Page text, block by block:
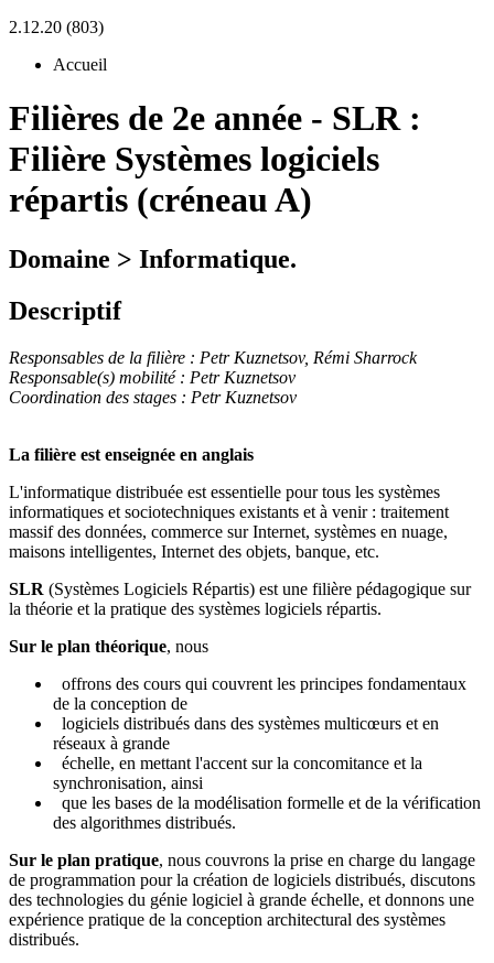
2.12.20 (803)
Accueil
Filières de 2e année - SLR :
Filière Systèmes logiciels
répartis (créneau A)
Domaine > Informatique.
Descriptif
Responsables de la filière : Petr Kuznetsov, Rémi Sharrock
Responsable(s) mobilité : Petr Kuznetsov
Coordination des stages : Petr Kuznetsov
La filière est enseignée en anglais
L'informatique distribuée est essentielle pour tous les systèmes
informatiques et sociotechniques existants et à venir : traitement
massif des données, commerce sur Internet, systèmes en nuage,
maisons intelligentes, Internet des objets, banque, etc.
SLR (Systèmes Logiciels Répartis) est une filière pédagogique sur
la théorie et la pratique des systèmes logiciels répartis.
Sur le plan théorique, nous
offrons des cours qui couvrent les principes fondamentaux
de la conception de
logiciels distribués dans des systèmes multicœurs et en
réseaux à grande
échelle, en mettant l'accent sur la concomitance et la
synchronisation, ainsi
que les bases de la modélisation formelle et de la vérification
des algorithmes distribués.
Sur le plan pratique, nous couvrons la prise en charge du langage
de programmation pour la création de logiciels distribués, discutons
des technologies du génie logiciel à grande échelle, et donnons une
expérience pratique de la conception architectural des systèmes
distribués.